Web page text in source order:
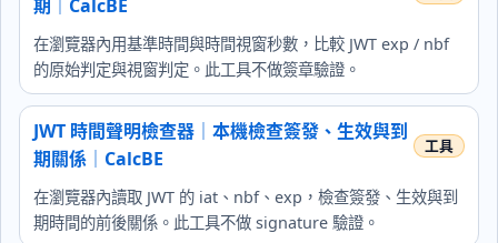
期｜CalcBE
在瀏覽器內用基準時間與時間視窗秒數，比較 JWT exp / nbf
的原始判定與視窗判定。此工具不做簽章驗證。
JWT 時間聲明檢查器｜本機檢查簽發、生效與到
期關係｜CalcBE
在瀏覽器內讀取 JWT 的 iat、nbf、exp，檢查簽發、生效與到
期時間的前後關係。此工具不做 signature 驗證。